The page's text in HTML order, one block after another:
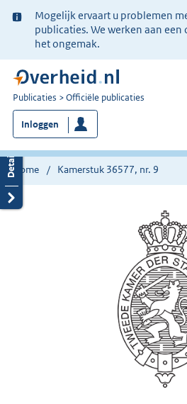
Ter
informatie:
Mogelijk ervaart u problemen
publicaties. We werken aan een
het ongemak.
U
bent
nu
hier:
Publicaties Officiële publicaties
Inloggen
Home Kamerstuk 36577, nr. 9